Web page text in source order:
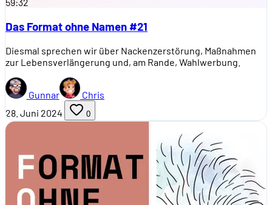
Das Format ohne Namen #21
Diesmal sprechen wir über Nackenzerstörung, Maßnahmen
zur Lebensverlängerung und, am Rande, Wahlwerbung.
Gunnar
Chris
28. Juni 2024
0